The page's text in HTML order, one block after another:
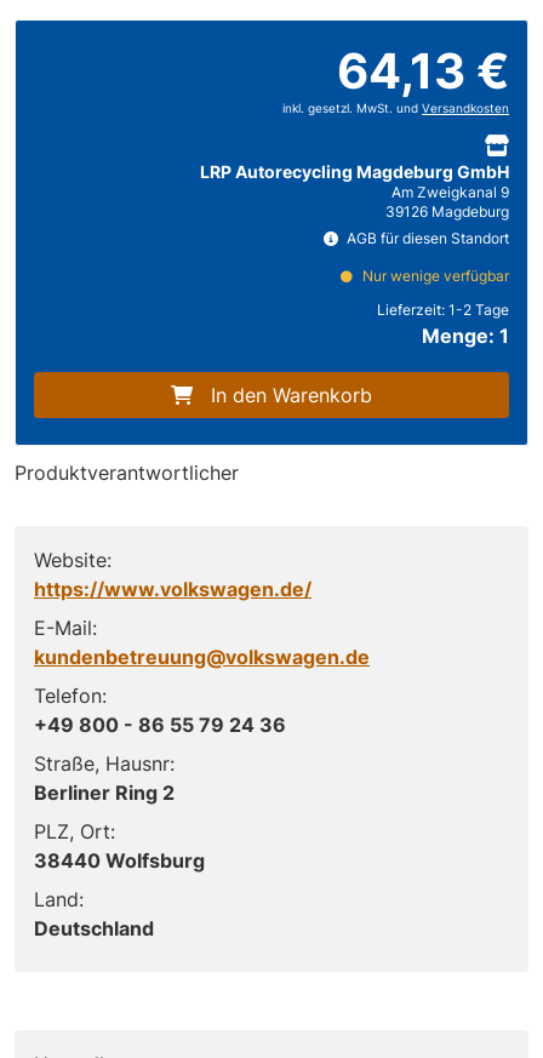
64,13 €
inkl. gesetzl. MwSt. und Versandkosten
LRP Autorecycling Magdeburg GmbH
Am Zweigkanal 9
39126 Magdeburg
AGB für diesen Standort
Nur wenige verfügbar
Lieferzeit: 1-2 Tage
Menge: 1
In den Warenkorb
Produktverantwortlicher
Website:
https://www.volkswagen.de/
E-Mail:
kundenbetreuung@volkswagen.de
Telefon:
+49 800 - 86 55 79 24 36
Straße, Hausnr:
Berliner Ring 2
PLZ, Ort:
38440 Wolfsburg
Land:
Deutschland